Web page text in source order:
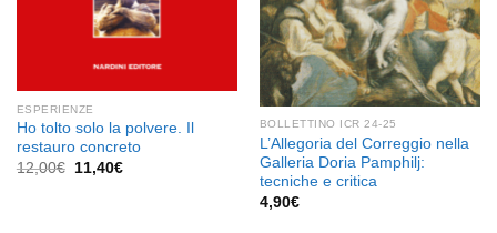
ESPERIENZE
Ho tolto solo la polvere. Il
restauro concreto
12,00€
Il
prezzo
11,40€Il
BOLLETTINO ICR 24-25
L’Allegoria del Correggio nella
Galleria Doria Pamphilj:
tecniche e critica
4,90€